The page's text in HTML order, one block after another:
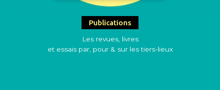
Publications
Les revues, livres
et essais par, pour & sur les tiers-lieux